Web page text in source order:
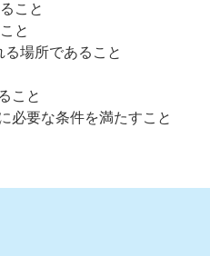
こと
と
場所であること
こと
必要な条件を満たすこと​